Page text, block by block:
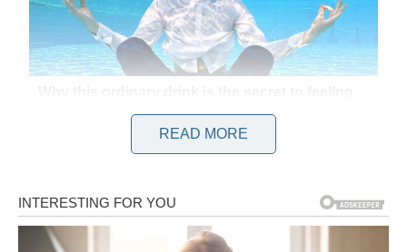
Goran Milošević je u svojim proslavljenim stihovima
READ MORE